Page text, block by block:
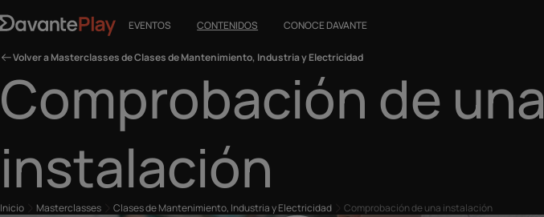
EVENTOS CONTENIDOS CONOCE DAVANTE
Volver a Masterclasses de Clases de Mantenimiento, Industria y Electricidad
Comprobación de una
instalación
Inicio Masterclasses Clases de Mantenimiento, Industria y Electricidad Comprobación de una instalación